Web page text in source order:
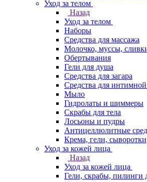
Уход за телом
Назад
Уход за телом
Наборы
Средства для массажа
Молочко, муссы,
Обертывания
Гели для душа
Средства для загара
Средства для
Мыло
Гидролаты и шиммеры
Скрабы для тела
Лосьоны и пудры
Антицеллюлитные
Крема, гели,
Уход за кожей лица
Назад
Уход за кожей лица
Гели, скрабы, пилинги